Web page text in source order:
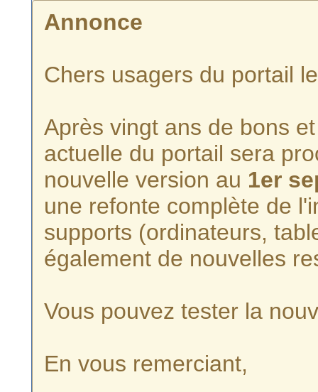
Annonce
Chers usagers du portail
Après vingt ans de bons
actuelle du portail sera
nouvelle version au 1er
une refonte complète de
supports (ordinateurs,
également de nouvelles
Vous pouvez tester la
En vous remerciant,